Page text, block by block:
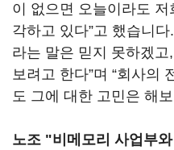
이 없으면 오늘이라도
각하고 있다”고 했습니다.
라는 말은 믿지 못하겠고,
보려고 한다”며 “회사의
도 그에 대한 고민은 해
노조 "비메모리 사업부